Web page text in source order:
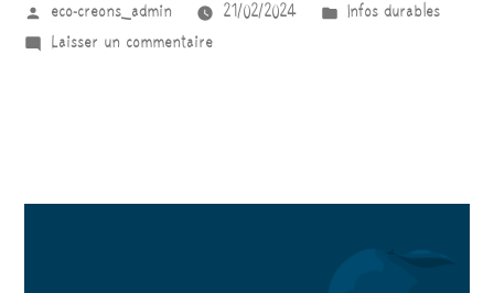
eco-creons_admin 21/02/2024
Infos durables
Laisser un commentaire